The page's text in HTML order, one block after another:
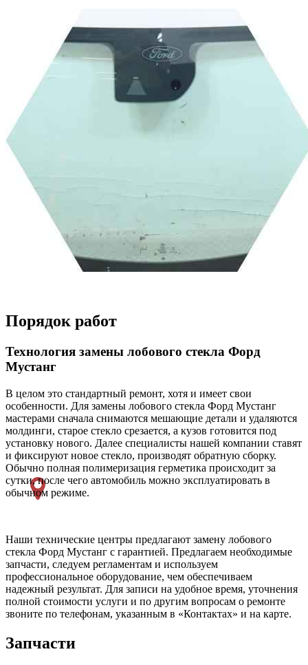
Порядок работ
Технология замены лобового стекла Форд
Мустанг
В целом это стандартный ремонт, хотя и имеет свои
особенности. Для замены лобового стекла Форд Мустанг
мастерами сначала снимаются мешающие детали и удаляются
молдинги, старое стекло срезается, а кузов готовится под
установку нового. Далее специалисты нашей компании ставят
и фиксируют новое стекло, производят обратную сборку.
Обычно полная полимеризация герметика происходит за
сутки, после чего автомобиль можно эксплуатировать в
обычном режиме.
Наши технические центры предлагают замену лобового
стекла Форд Мустанг с гарантией. Предлагаем необходимые
запчасти, следуем регламентам и используем
профессиональное оборудование, чем обеспечиваем
надежный результат. Для записи на удобное время, уточнения
полной стоимости услуги и по другим вопросам о ремонте
звоните по телефонам, указанным в «Контактах» и на карте.
Запчасти